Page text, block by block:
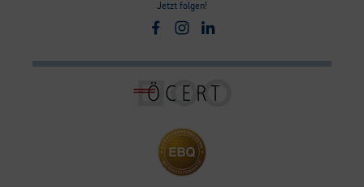
Jetzt folgen!
Facebook
Instagram
Linkedin